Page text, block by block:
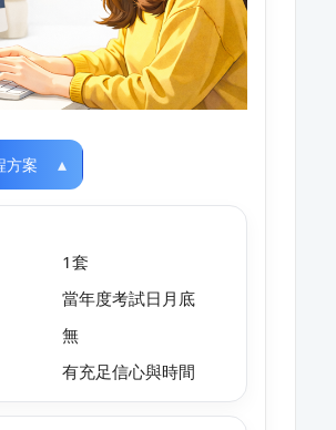
方案
1套
當年度考試日月底
無
有充足信心與時間